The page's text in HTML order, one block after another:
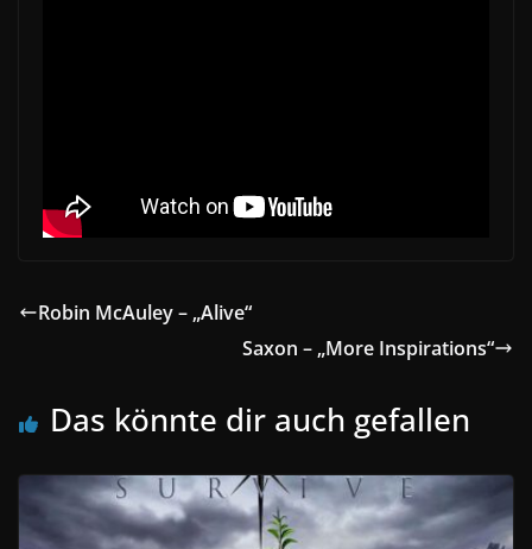
Robin McAuley – „Alive“
Saxon – „More Inspirations“
Das könnte dir auch gefallen